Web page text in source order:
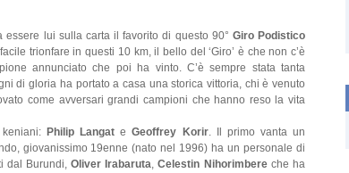
essere lui sulla carta il favorito di questo 90° Giro Podistico
trionfare in questi 10 km, il bello del ‘Giro’ è che non c’è
annunciato che poi ha vinto. C’è sempre stata tanta
di gloria ha portato a casa una storica vittoria, chi è venuto
come avversari grandi campioni che hanno reso la vita
Philip Langat eGeoffrey Korir. Il primo vanta un
giovanissimo 19enne (nato nel 1996) ha un personale di
dal Burundi,Oliver Irabaruta,Celestin Nihorimbereche ha